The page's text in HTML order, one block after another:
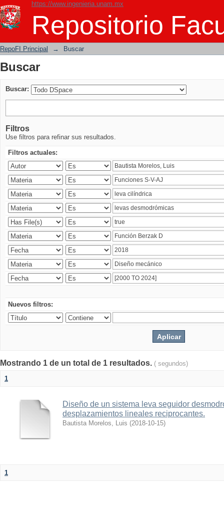
https://www.ingenieria.unam.mx
Repositorio
Buscar
RepoFI Principal → Buscar
Buscar
Buscar:
Filtros
Use filtros para refinar sus resultados.
Filtros actuales:
Nuevos filtros:
Mostrando 1 de un total de 1 resultados. ( segundos)
1
Diseño de un sistema leva seguidor
desplazamientos lineales reciprocantes.
Bautista Morelos, Luis (2018-10-15)
1